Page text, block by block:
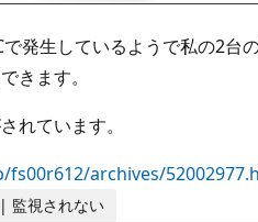
発生しているようで私の2台
きます。
れています。
archives/
監視されない